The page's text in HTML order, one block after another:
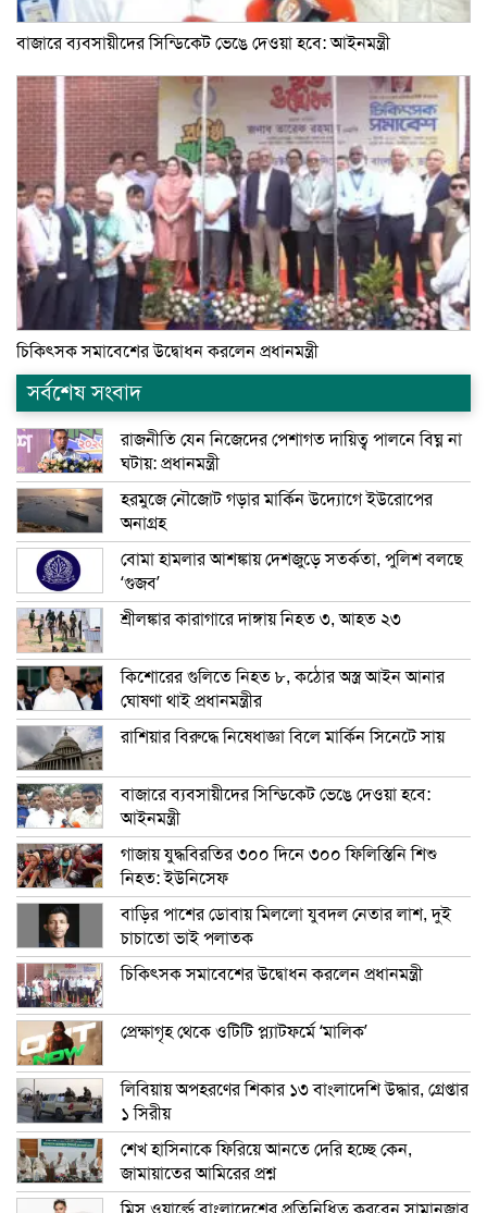
বাজারে ব্যবসায়ীদের সিন্ডিকেট ভেঙে দেওয়া হবে: আইনমন্ত্রী
চিকিৎসক সমাবেশের উদ্বোধন করলেন প্রধানমন্ত্রী
সর্বশেষ সংবাদ
রাজনীতি যেন নিজেদের পেশাগত দায়িত্ব পালনে বিঘ্ন না
ঘটায়: প্রধানমন্ত্রী
হরমুজে নৌজোট গড়ার মার্কিন উদ্যোগে ইউরোপের
অনাগ্রহ
বোমা হামলার আশঙ্কায় দেশজুড়ে সতর্কতা, পুলিশ বলছে
‘গুজব’
শ্রীলঙ্কার কারাগারে দাঙ্গায় নিহত ৩, আহত ২৩
কিশোরের গুলিতে নিহত ৮, কঠোর অস্ত্র আইন আনার
ঘোষণা থাই প্রধানমন্ত্রীর
রাশিয়ার বিরুদ্ধে নিষেধাজ্ঞা বিলে মার্কিন সিনেটে সায়
বাজারে ব্যবসায়ীদের সিন্ডিকেট ভেঙে দেওয়া হবে:
আইনমন্ত্রী
গাজায় যুদ্ধবিরতির ৩০০ দিনে ৩০০ ফিলিস্তিনি শিশু
নিহত: ইউনিসেফ
বাড়ির পাশের ডোবায় মিললো যুবদল নেতার লাশ, দুই
চাচাতো ভাই পলাতক
চিকিৎসক সমাবেশের উদ্বোধন করলেন প্রধানমন্ত্রী
প্রেক্ষাগৃহ থেকে ওটিটি প্ল্যাটফর্মে ‘মালিক’
লিবিয়ায় অপহরণের শিকার ১৩ বাংলাদেশি উদ্ধার, গ্রেপ্তার
১ সিরীয়
শেখ হাসিনাকে ফিরিয়ে আনতে দেরি হচ্ছে কেন,
জামায়াতের আমিরের প্রশ্ন